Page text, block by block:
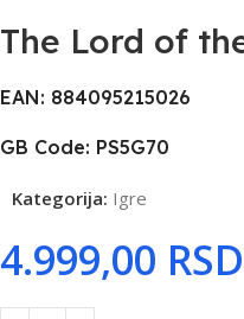
The Lord of
EAN: 884095215026
GB Code: PS5G70
Kategorija: Igre
RSD